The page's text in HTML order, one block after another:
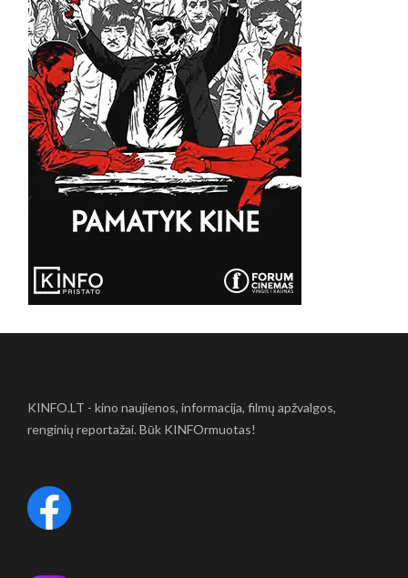
KINFO.LT - kino naujienos, informacija, filmų apžvalgos,
renginių reportažai. Būk KINFOrmuotas!